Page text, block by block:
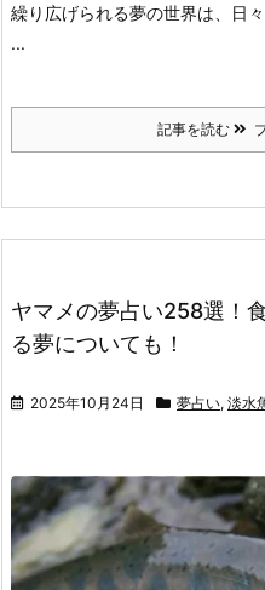
繰り広げられる夢の世界は、日
...
記事を読む
ヤマメの夢占い258選！
る夢についても！
2025年10月24日 夢占い, 淡水